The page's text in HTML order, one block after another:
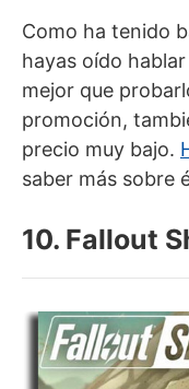
Como ha tenido
hayas oído
mejor que
promoción,
precio muy bajo.
saber más sobre
10. Fallout